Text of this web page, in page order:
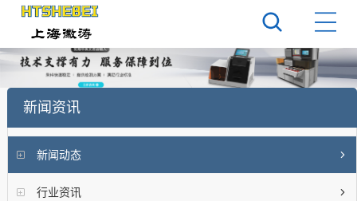
新闻资讯
新闻动态
行业资讯